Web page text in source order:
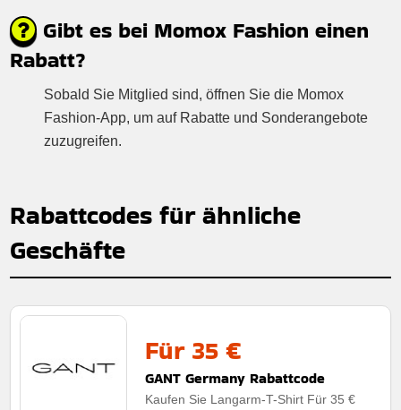
Gibt es bei Momox Fashion einen
Rabatt?
Sobald Sie Mitglied sind, öffnen Sie die Momox
Fashion-App, um auf Rabatte und Sonderangebote
zuzugreifen.
Rabattcodes für ähnliche
Geschäfte
Für 35 €
GANT Germany Rabattcode
Kaufen Sie Langarm-T-Shirt Für 35 €